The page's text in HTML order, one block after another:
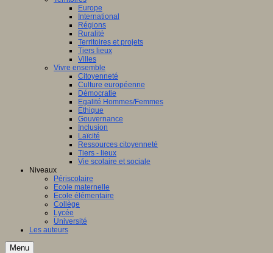
Europe
International
Régions
Ruralité
Territoires et projets
Tiers lieux
Villes
Vivre ensemble
Citoyenneté
Culture européenne
Démocratie
Egalité Hommes/Femmes
Ethique
Gouvernance
Inclusion
Laïcité
Ressources citoyenneté
Tiers - lieux
Vie scolaire et sociale
Niveaux
Périscolaire
Ecole maternelle
Ecole élémentaire
Collège
Lycée
Université
Les auteurs
Menu